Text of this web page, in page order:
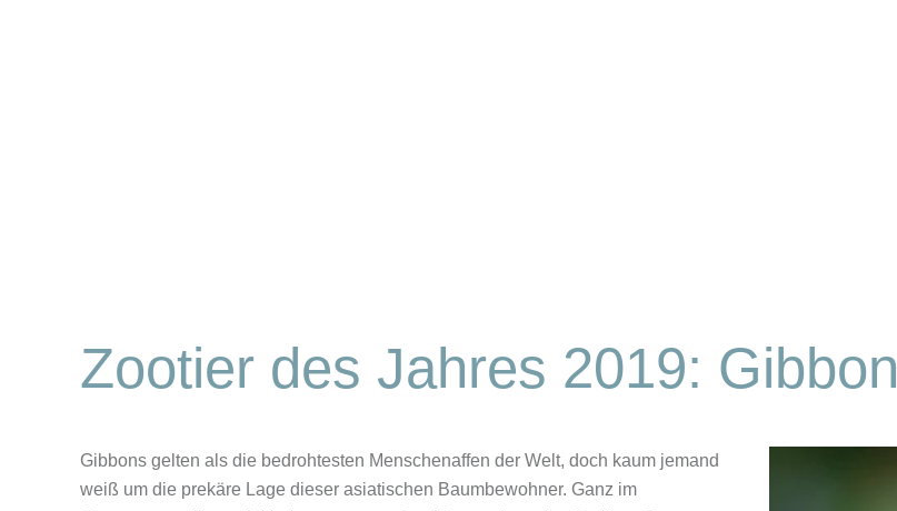
Zootier des Jahres 2019: Gibbon
Gibbons gelten als die bedrohtesten Menschenaffen der Welt, doch kaum jemand
weiß um die prekäre Lage dieser asiatischen Baumbewohner. Ganz im